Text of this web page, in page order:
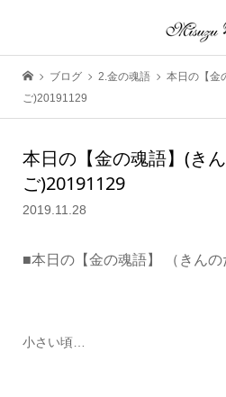
ブログ 2.金の魂語
本日の【金
ご)20191129
本日の【金の魂語】(き
ご)20191129
2019.11.28
■本日の【金の魂語】 （きんの
小さい頃…